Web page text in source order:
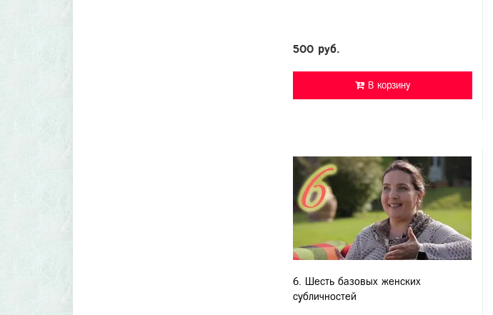
500 руб.
В корзину
6. Шесть базовых женских
субличностей